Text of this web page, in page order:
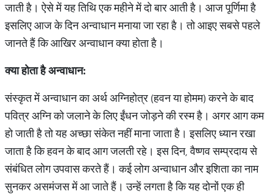
जाती है। ऐसे में यह तिथि एक महीने में दो बार आती है। आज पूर्णिमा है
इसलिए आज के दिन अन्वाधान मनाया जा रहा है। तो आइए सबसे पहले
जानते हैं कि आखिर अन्वाधान क्या होता है।
क्या होता है अन्वाधान:
संस्कृत में अन्वाधान का अर्थ अग्निहोत्र (हवन या होमम) करने के बाद
पवित्र अग्नि को जलाने के लिए ईंधन जोड़ने की रस्म है। अगर आग कम
हो जाती है तो यह अच्छा संकेत नहीं माना जाता है। इसलिए ध्यान रखा
जाता है कि हवन के बाद आग जलती रहे। इस दिन, वैष्णव सम्प्रदाय से
संबंधित लोग उपवास करते हैं। कई लोग अन्वाधान और इशिता का नाम
सुनकर असमंजस में आ जाते हैं। उन्हें लगता है कि यह दोनों एक ही